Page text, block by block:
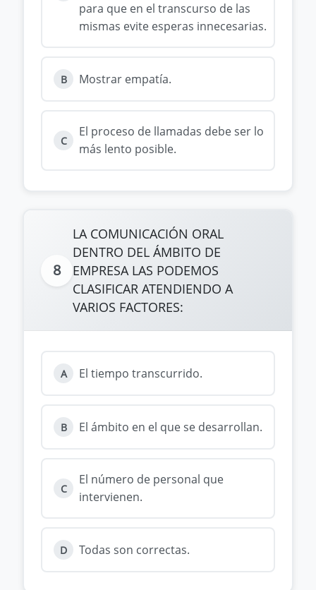
para que en el transcurso de las
mismas evite esperas innecesarias.
B Mostrar empatía.
C
El proceso de llamadas debe ser lo
más lento posible.
8
LA COMUNICACIÓN ORAL
DENTRO DEL ÁMBITO DE
EMPRESA LAS PODEMOS
CLASIFICAR ATENDIENDO A
VARIOS FACTORES:
A El tiempo transcurrido.
B El ámbito en el que se desarrollan.
C
El número de personal que
intervienen.
D Todas son correctas.